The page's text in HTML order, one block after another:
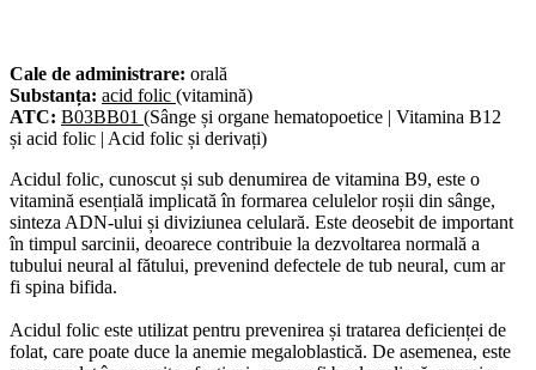
Cale de administrare: orală
Substanța: acid folic (vitamină)
ATC: B03BB01 (Sânge și organe hematopoetice | Vitamina B12
și acid folic | Acid folic și derivați)
Acidul folic, cunoscut și sub denumirea de vitamina B9, este o
vitamină esențială implicată în formarea celulelor roșii din sânge,
sinteza ADN-ului și diviziunea celulară. Este deosebit de important
în timpul sarcinii, deoarece contribuie la dezvoltarea normală a
tubului neural al fătului, prevenind defectele de tub neural, cum ar
fi spina bifida.
Acidul folic este utilizat pentru prevenirea și tratarea deficienței de
folat, care poate duce la anemie megaloblastică. De asemenea, este